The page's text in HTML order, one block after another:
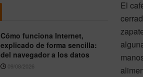
Cómo funciona Internet,
explicado de forma sencilla:
del navegador a los datos
09/08/2026
El